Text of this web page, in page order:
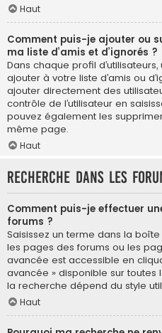
Haut
Comment puis-je ajouter ou
ma liste d’amis et d’ignorés ?
Dans chaque profil
ajouter à votre liste d’amis ou
ajouter directement des
contrôle de l’utilisateur en
pouvez également les
même page.
Haut
Recherche dans les
Comment puis-je effectuer
forums ?
Saisissez un terme dans la
les pages des forums ou les
avancée est accessible en
avancée » disponible sur toutes
la recherche dépend du style
Haut